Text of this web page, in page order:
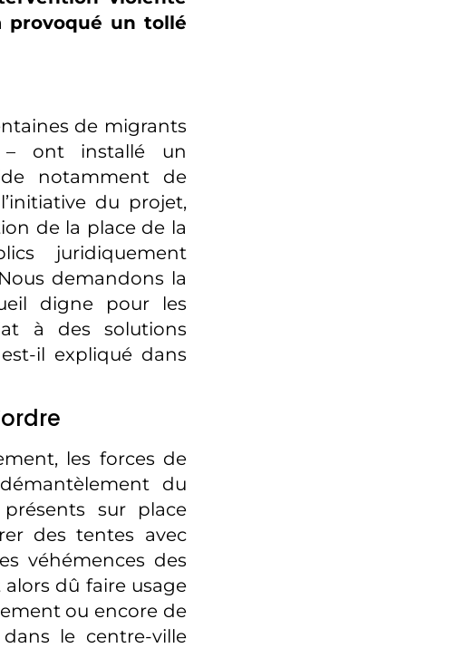
provoqué un tollé
de migrants
– ont installé un
notamment de
du projet,
de la place de la
juridiquement
demandons la
digne pour les
à des solutions
il expliqué dans
les forces de
du
sur place
des tentes avec
véhémences des
dû faire usage
ou encore de
le centre-ville